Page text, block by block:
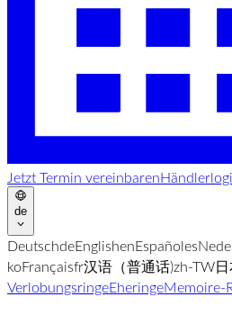
Jetzt Termin vereinbaren
de
DeutschdeEnglishenEspañoles
koFrançaisfr汉语（普通话)zh-TW
VerlobungsringeEheringeMemoire-